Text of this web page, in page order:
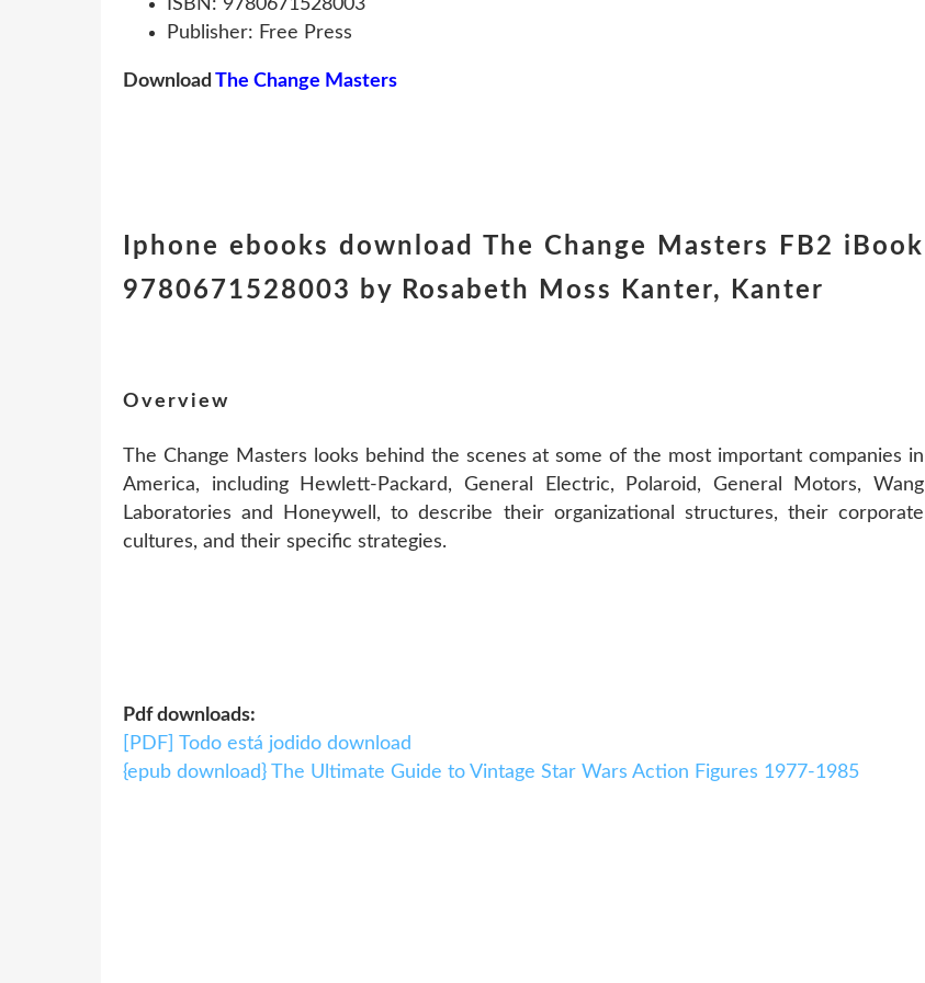
ISBN: 9780671528003
Publisher: Free Press
Download The Change Masters
Iphone ebooks download The Change Masters FB2 iBook
9780671528003 by Rosabeth Moss Kanter, Kanter
Overview
The Change Masters looks behind the scenes at some of the most important companies in
America, including Hewlett-Packard, General Electric, Polaroid, General Motors, Wang
Laboratories and Honeywell, to describe their organizational structures, their corporate
cultures, and their specific strategies.
Pdf downloads:
[PDF] Todo está jodido download
{epub download} The Ultimate Guide to Vintage Star Wars Action Figures 1977-1985